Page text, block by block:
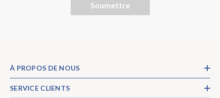
Soumettre
À PROPOS DE NOUS
SERVICE CLIENTS